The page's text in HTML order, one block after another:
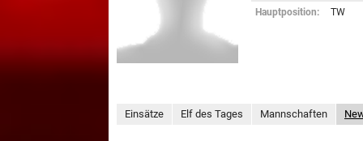
Hauptposition:
TW
Einsätze Elf des Tages Mannschaften